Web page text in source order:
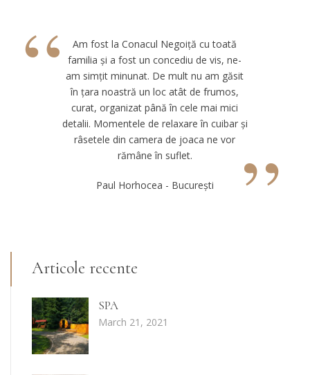
“
Am fost la Conacul Negoiță cu toată
familia și a fost un concediu de vis, ne-
am simțit minunat. De mult nu am găsit
în țara noastră un loc atât de frumos,
curat, organizat până în cele mai mici
detalii. Momentele de relaxare în cuibar și
râsetele din camera de joaca ne vor
rămâne în suflet.
”
Paul Horhocea - București
Articole recente
SPA
March 21, 2021